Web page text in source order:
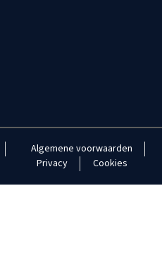
Algemene voorwaarden
Privacy
Cookies